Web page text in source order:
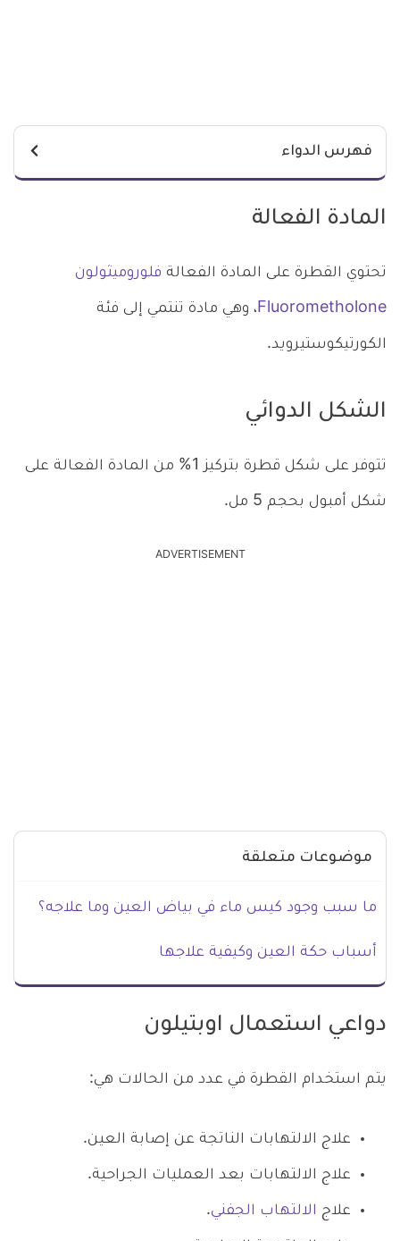
فهرس الدواء
المادة الفعالة
تحتوي القطرة على المادة الفعالة فلوروميثولون
Fluorometholone، وهي مادة تنتمي إلى فئة
الكورتيكوستيرويد.
الشكل الدوائي
تتوفر على شكل قطرة بتركيز 1% من المادة الفعالة على
شكل أمبول بحجم 5 مل.
ADVERTISEMENT
موضوعات متعلقة
ما سبب وجود كيس ماء في بياض العين وما علاجه؟
أسباب حكة العين وكيفية علاجها
دواعي استعمال اوبتيلون
يتم استخدام القطرة في عدد من الحالات هي:
علاج الالتهابات الناتجة عن إصابة العين.
علاج الالتهابات بعد العمليات الجراحية.
علاج الالتهاب الجفني.